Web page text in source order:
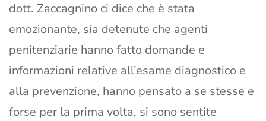
dott. Zaccagnino ci dice che è stata
emozionante, sia detenute che agenti
penitenziarie hanno fatto domande e
informazioni relative all’esame diagnostico e
alla prevenzione, hanno pensato a se stesse e
forse per la prima volta, si sono sentite